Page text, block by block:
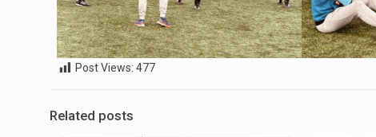
Post Views: 477
Related posts